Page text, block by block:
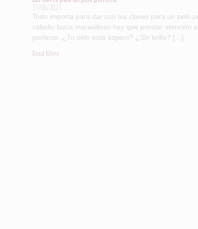
31/08/2023
Todo importa para dar con las claves para un pelo
cabello luzca maravilloso hay que prestar atención
perfecto. ¿Tu pelo está áspero? ¿Sin brillo? […]
Read More